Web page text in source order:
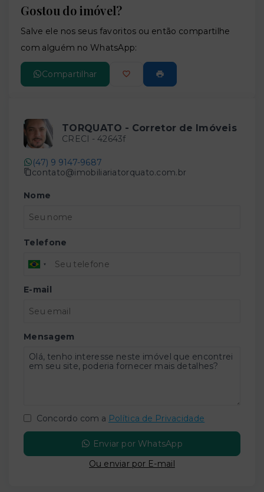
Gostou do imóvel?
Salve ele nos seus favoritos ou então compartilhe
com alguém no WhatsApp:
Compartilhar
TORQUATO - Corretor de Imóveis
CRECI - 42643f
(47) 9 9147-9687
contato@imobiliariatorquato.com.br
Nome
Telefone
E-mail
Mensagem
Concordo com a Política de Privacidade
Enviar por WhatsApp
Ou enviar por E-mail